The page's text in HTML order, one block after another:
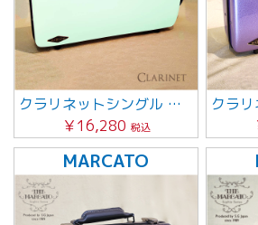
クラリネットシングル 【ペパーミント】グレーステッチ
￥16,280 税込
MARCATO